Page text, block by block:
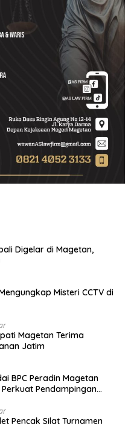
Digelar di Magetan,
Misteri CCTV di
Magetan Terima
Jatim
BPC Peradin Magetan
Pendampingan
Pencak Silat Turnamen